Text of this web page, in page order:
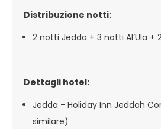
Distribuzione notti:
2 notti Jedda + 3 notti Al’Ula +
Dettagli hotel:
Jedda - Holiday Inn Jeddah
similare)